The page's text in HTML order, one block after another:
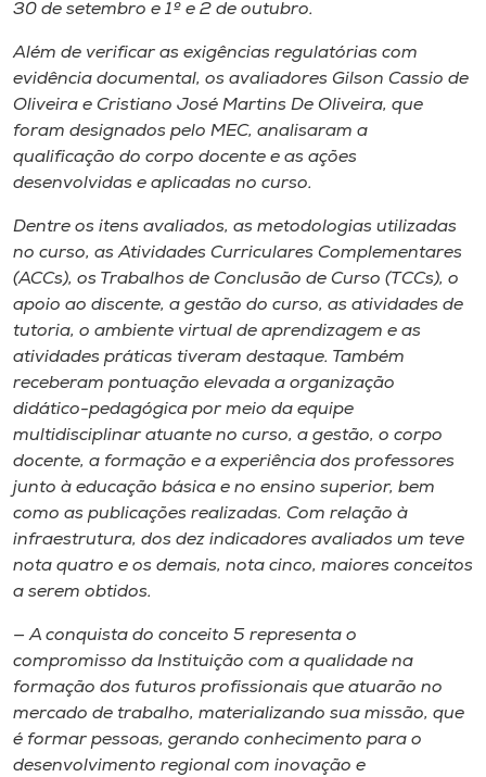
Editora
Rádio
Museu
Unoesc
Store
Selecione
o idioma
30 de setembro e 1º e 2 de outubro.
Além de verificar as exigências regulatórias com
evidência documental, os avaliadores Gilson Cassio de
Oliveira e Cristiano José Martins De Oliveira, que
foram designados pelo MEC, analisaram a
qualificação do corpo docente e as ações
desenvolvidas e aplicadas no curso.
Dentre os itens avaliados, as metodologias utilizadas
no curso, as Atividades Curriculares Complementares
(ACCs), os Trabalhos de Conclusão de Curso (TCCs), o
apoio ao discente, a gestão do curso, as atividades de
tutoria, o ambiente virtual de aprendizagem e as
atividades práticas tiveram destaque. Também
receberam pontuação elevada a organização
didático-pedagógica por meio da equipe
multidisciplinar atuante no curso, a gestão, o corpo
docente, a formação e a experiência dos professores
junto à educação básica e no ensino superior, bem
como as publicações realizadas. Com relação à
infraestrutura, dos dez indicadores avaliados um teve
nota quatro e os demais, nota cinco, maiores conceitos
a serem obtidos.
— A conquista do conceito 5 representa o
compromisso da Instituição com a qualidade na
formação dos futuros profissionais que atuarão no
mercado de trabalho, materializando sua missão, que
é formar pessoas, gerando conhecimento para o
desenvolvimento regional com inovação e